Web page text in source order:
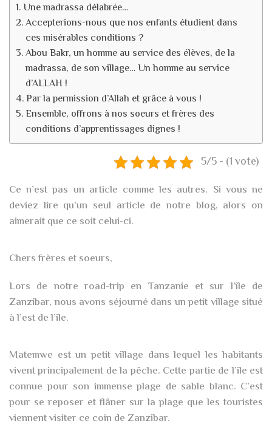
Une madrassa délabrée…
Accepterions-nous que nos enfants étudient dans
ces misérables conditions ?
Abou Bakr, un homme au service des élèves, de la
madrassa, de son village… Un homme au service
d’ALLAH !
Par la permission d’Allah et grâce à vous !
Ensemble, offrons à nos soeurs et frères des
conditions d’apprentissages dignes !
5/5 - (1 vote)
Ce n’est pas un article comme les autres. Si vous ne
deviez lire qu’un seul article de notre blog, alors on
aimerait que ce soit celui-ci.
Chers frères et soeurs,
Lors de notre road-trip en Tanzanie et sur l’île de
Zanzibar, nous avons séjourné dans un petit village situé
à l’est de l’ile.
Matemwe est un petit village dans lequel les habitants
vivent principalement de la pêche. Cette partie de l’ile est
connue pour son immense plage de sable blanc. C’est
pour se reposer et flâner sur la plage que les touristes
viennent visiter ce coin de Zanzibar.